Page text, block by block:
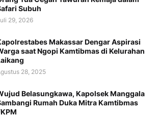
Subuh
29, 2026
Makassar Dengar Aspirasi
saat Ngopi Kamtibmas di Kelurahan
28, 2025
Belasungkawa, Kapolsek Manggala
Rumah Duka Mitra Kamtibmas